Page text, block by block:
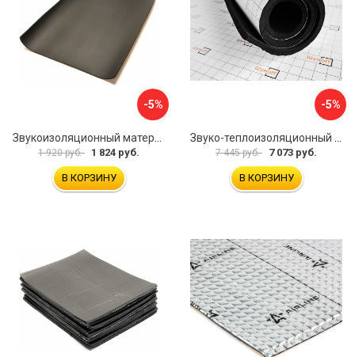
-5%
1 920 руб. 1 824 руб.
В КОРЗИНУ
-5%
7 445 руб. 7 073 руб.
В КОРЗИНУ